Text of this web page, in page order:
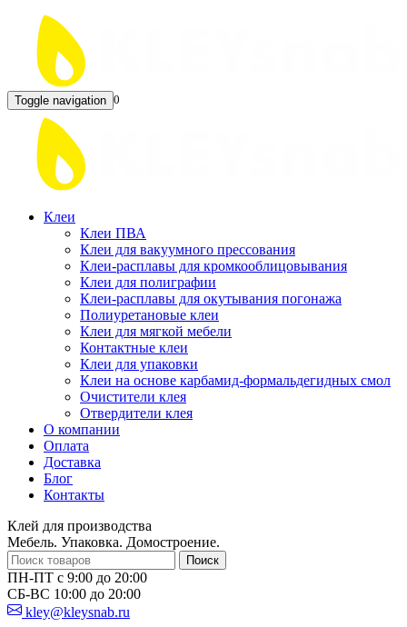
Toggle navigation 0
Клеи
Клеи ПВА
Клеи для вакуумного прессования
Клеи-расплавы для кромкооблицовывания
Клеи для полиграфии
Клеи-расплавы для окутывания погонажа
Полиуретановые клеи
Клеи для мягкой мебели
Контактные клеи
Клеи для упаковки
Клеи на основе карбамид-формальдегидных смол
Очистители клея
Отвердители клея
О компании
Оплата
Доставка
Блог
Контакты
Клей для производства
Мебель. Упаковка. Домостроение.
Поиск
ПН-ПТ с 9:00 до 20:00
СБ-ВС 10:00 до 20:00
kley@kleysnab.ru